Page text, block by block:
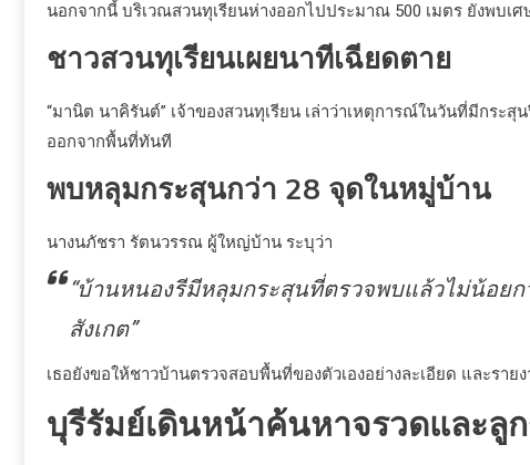
นอกจากนี้ บริเวณสวนทุเรียนห่างออกไปประมาณ 500 เมตร ยังพบ
ชาวสวนทุเรียนเผยนาทีเฉียดตาย
“มานิต นาคิรันต์” เจ้าของสวนทุเรียน เล่าว่าเหตุการณ์ในวันที่มีกร
ออกจากพื้นที่ทันที
พบหลุมกระสุนกว่า 28 จุดในหมู่บ้าน
นางนภัชรา รัตนวรรณ ผู้ใหญ่บ้าน ระบุว่า
“บ้านหนองรีมีหลุมกระสุนที่ตรวจพบแล้วไม่น้อย
สังเกต”
เธอยังขอให้ชาวบ้านตรวจสอบพื้นที่ของตัวเองอย่างละเอียด และรา
บุรีรัมย์เดินหน้าค้นหาจรวดและลู